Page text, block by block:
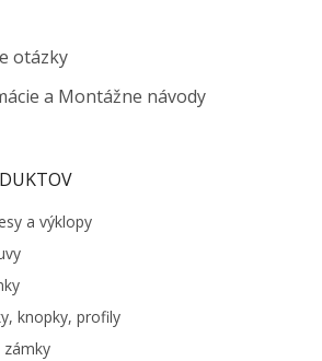
otázky
a Montážne návody
a výklopy
knopky, profily
zámky